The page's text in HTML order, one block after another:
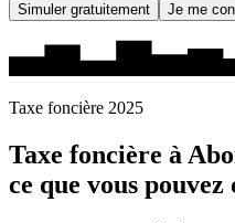
Simuler gratuitement Je me
Taxe foncière 2025
Taxe foncière à
ce que vous